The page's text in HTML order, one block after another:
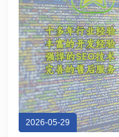
2026-05-29